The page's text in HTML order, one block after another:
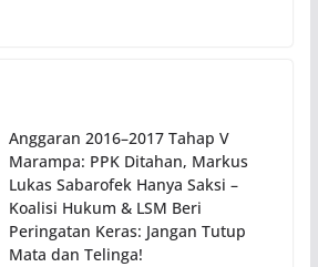
Anggaran 2016–2017 Tahap V
Marampa: PPK Ditahan, Markus
Lukas Sabarofek Hanya Saksi –
Koalisi Hukum & LSM Beri
Peringatan Keras: Jangan Tutup
Mata dan Telinga!